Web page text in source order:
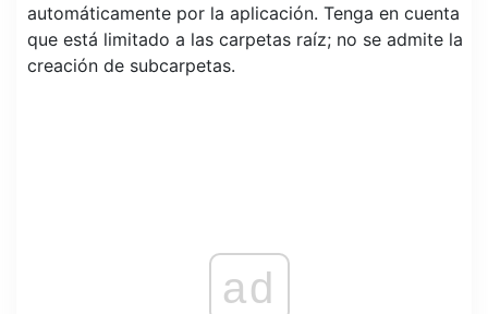
automáticamente por la aplicación. Tenga en cuenta
que está limitado a las carpetas raíz; no se admite la
creación de subcarpetas.
ad